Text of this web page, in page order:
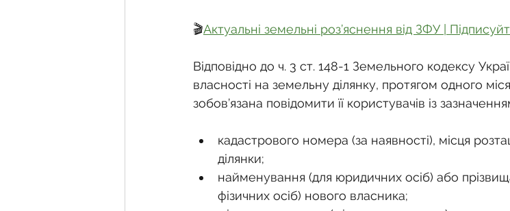
Загальні правові питання
🎬Актуальні земельні роз’яснення від ЗФУ |
Відповідно до ч. 3 ст. 148-1 Земельного кодексу
власності на земельну ділянку, протягом одного
зобов’язана повідомити її користувачів із
кадастрового номера (за наявності), місця
ділянки;
найменування (для юридичних осіб) або
фізичних осіб) нового власника;